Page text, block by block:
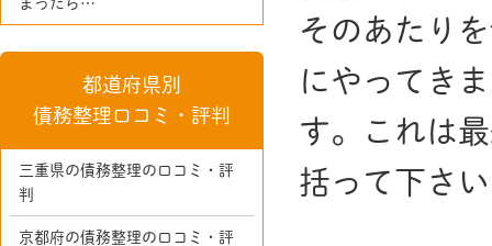
そのあたり
にやってき
す。これは
括って下さ
都道府県別
債務整理口コミ・評判
三重県の債務整理の口コミ・評
判
京都府の債務整理の口コミ・評